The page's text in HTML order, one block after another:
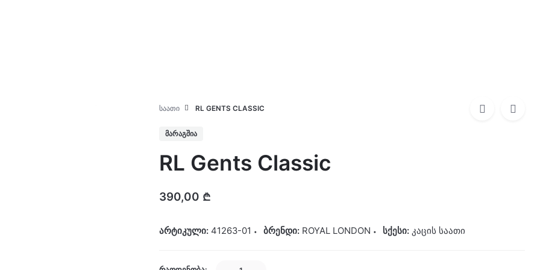
ᲡᲐᲐᲗᲘ RL GENTS CLASSIC
ᲛᲐᲠᲐᲒᲨᲘᲐ
RL Gents Classic
390,00 ₾
არტიკული: 41263-01 ბრენდი: ROYAL LONDON სქესი: კაცის საათი